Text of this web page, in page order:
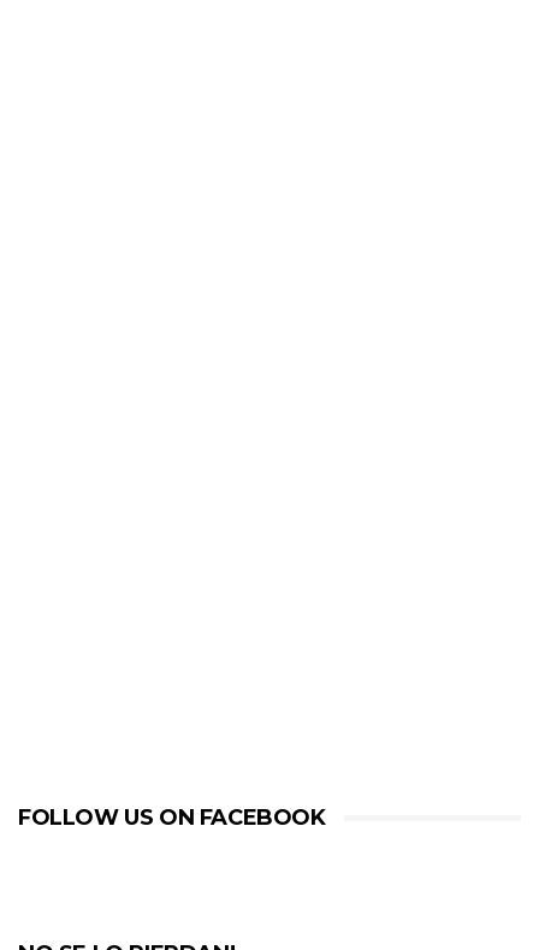
FOLLOW US ON FACEBOOK